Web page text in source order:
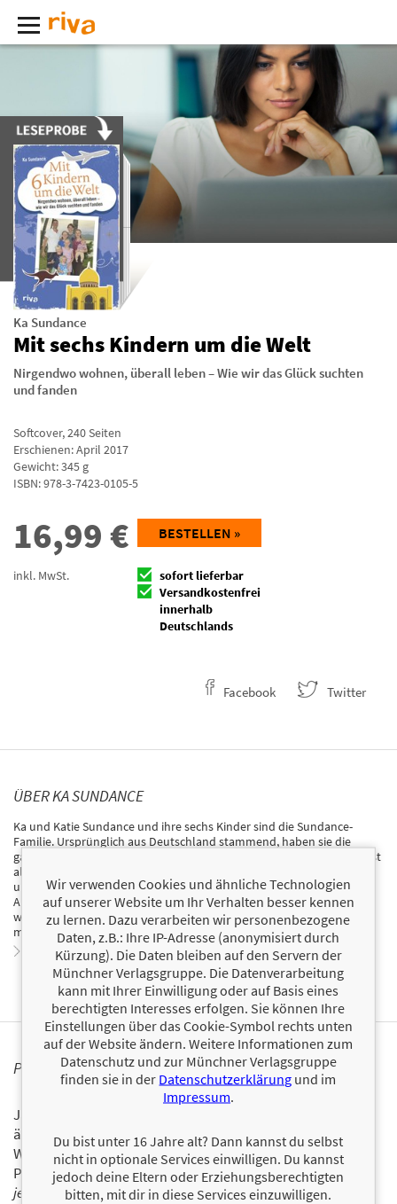
Ka Sundance
Mit sechs Kindern um die Welt
Nirgendwo wohnen, überall leben – Wie wir das Glück suchten
und fanden
Softcover,240Seiten
Erschienen: April 2017
Gewicht: 345 g
ISBN:978-3-7423-0105-5
16,99 €
inkl. MwSt.
BESTELLEN »
sofort lieferbar
Versandkostenfrei
innerhalb
Deutschlands
Facebook Twitter
ÜBER KA SUNDANCE
Ka und Katie Sundance und ihre sechs Kinder sind die Sundance-
Familie. Ursprünglich aus Deutschland stammend, haben sie die
ganze Welt bereist. Ihr Geld verdienen sie im Internet, Ka Sundance ist
als Coach für Start-ups im Bereich authentisches Online-Marketing
und Überzeugungsmanagement aktiv. Mittlerweile haben Sie eine
Ausgangsbasis für ihre Reisen in Costa Rica geschaffen. Ihr
wesentliches Ziel ist es, den Menschen zu zeigen, wie sie ihrem Leben
mehr Sinn, Freiheit und Erfüllung verleihen können.
Zum Profil von Ka Sundance
PERSONALISIERTE PRODUKTINFORMATIONEN
Ja, ich will über interessante Neuerscheinungen und
ähnliche Produkte informiert werden.
Wir halten Sie per E-Mail auf dem aktuellen Stand über das
Programm der Münchner Verlagsgruppe.Tragen Sie sich
jetzt ein!
Wir verwenden Cookies und ähnliche Technologien
auf unserer Website um Ihr Verhalten besser kennen
zu lernen. Dazu verarbeiten wir personenbezogene
Daten, z.B.: Ihre IP-Adresse (anonymisiert durch
Kürzung). Die Daten bleiben auf den Servern der
Münchner Verlagsgruppe. Die Datenverarbeitung
kann mit Ihrer Einwilligung oder auf Basis eines
berechtigten Interesses erfolgen. Sie können Ihre
Einstellungen über das Cookie-Symbol rechts unten
auf der Website ändern. Weitere Informationen zum
Datenschutz und zur Münchner Verlagsgruppe
finden sie in der Datenschutzerklärung und im
Impressum.
Du bist unter 16 Jahre alt? Dann kannst du selbst
nicht in optionale Services einwilligen. Du kannst
jedoch deine Eltern oder Erziehungsberechtigten
bitten, mit dir in diese Services einzuwilligen.